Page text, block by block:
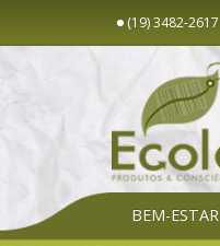
(19) 3482-2617
BEM-ESTAR